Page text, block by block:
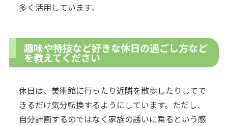
多く活用しています。
趣味や特技など好きな休日の過ごし方など
を教えてください
休日は、美術館に行ったり近隣を散歩したりしてで
きるだけ気分転換するようにしています。ただし、
自分計画するのではなく家族の誘いに乗るという感